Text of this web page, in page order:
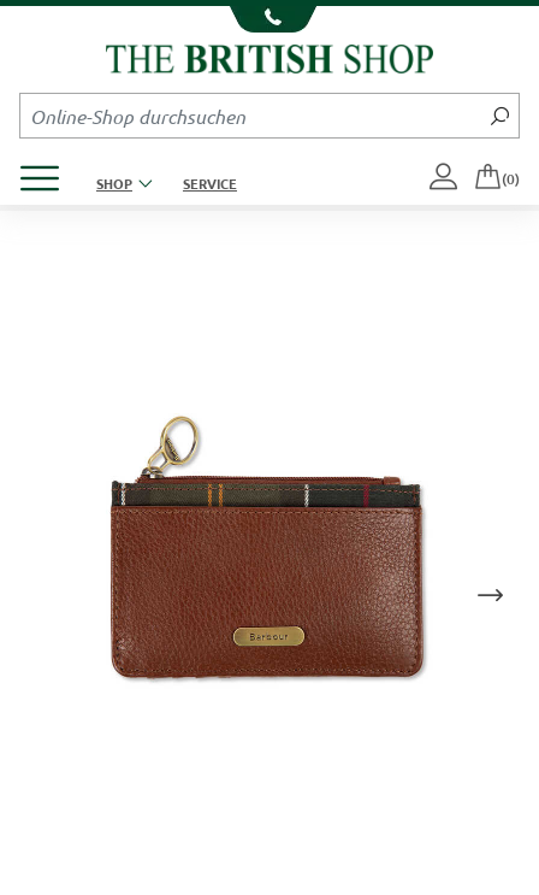
Kompletten Head der Seite überspringen
SHOP SERVICE (0)